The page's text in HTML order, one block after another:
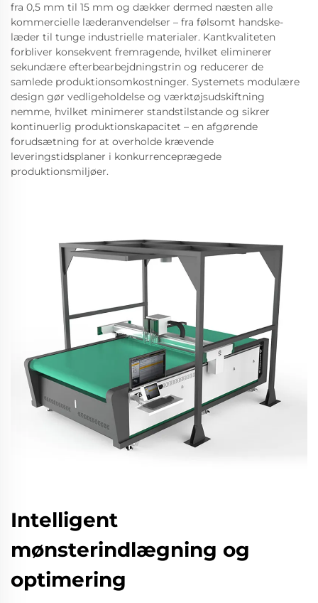
fra 0,5 mm til 15 mm og dækker dermed næsten alle
kommercielle læderanvendelser – fra følsomt handske-
læder til tunge industrielle materialer. Kantkvaliteten
forbliver konsekvent fremragende, hvilket eliminerer
sekundære efterbearbejdningstrin og reducerer de
samlede produktionsomkostninger. Systemets modulære
design gør vedligeholdelse og værktøjsudskiftning
nemme, hvilket minimerer standstilstande og sikrer
kontinuerlig produktionskapacitet – en afgørende
forudsætning for at overholde krævende
leveringstidsplaner i konkurrenceprægede
produktionsmiljøer.
Intelligent
mønsterindlægning og
optimering